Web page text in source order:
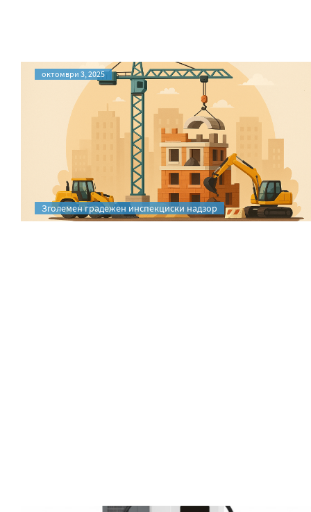
октомври 3, 2025
Зголемен градежен инспекциски надзор